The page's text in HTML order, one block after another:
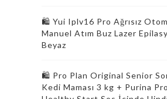
🛍️ Yui Iplv16 Pro Ağrısız
Manuel Atım Buz Lazer
Beyaz
🛍️ Pro Plan Original Senior
Kedi Maması 3 kg + Purina